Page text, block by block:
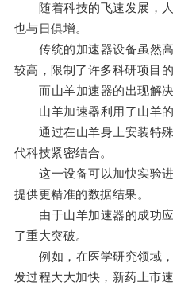
随着科技的飞速发展，人
也与日俱增。
传统的加速器设备虽然高
较高，限制了许多科研项目的
而山羊加速器的出现解决
山羊加速器利用了山羊的
通过在山羊身上安装特殊
代科技紧密结合。
这一设备可以加快实验进
提供更精准的数据结果。
由于山羊加速器的成功应
了重大突破。
例如，在医学研究领域，
发过程大大加快，新药上市